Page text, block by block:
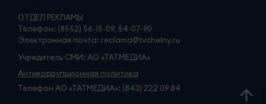
ОТДЕЛ РЕКЛАМЫ
Телефон: (8552) 56-15-09, 54-07-90
Электронная почта: reclama@tvchelny.ru
Учредитель СМИ: АО «ТАТМЕДИА»
Антикоррупционная политика
Телефон АО «ТАТМЕДИА»: (843) 222 09 84